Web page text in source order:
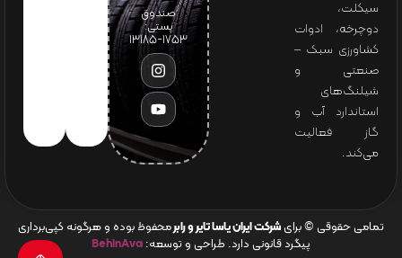
سیکلت،
دوچرخه، ادوات
کشاورزی سبک –
صنعتی و
شیلنگ‌های
استاندارد آب و
گاز فعالیت
می‌کند.
صندوق
پستی:
1753-13185
تمامی حقوقی © برای شرکت ایران یاسا تایر و رابرمحفوظ بوده و هرگونه کپی‌برداری
پیگرد قانونی دارد. طراحی و توسعه: BehinAva